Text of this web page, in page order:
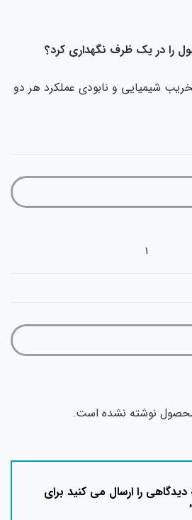
شیمیایی و نابودی عملکرد هر دو
1
نوشته نشده است.
را ارسال می کنید برای